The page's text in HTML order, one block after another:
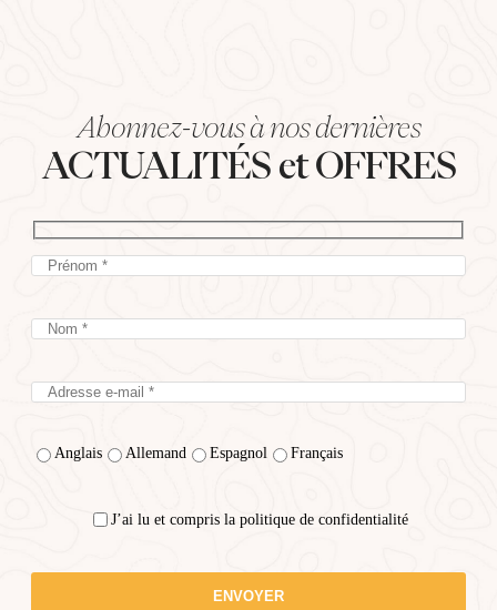
Abonnez-vous à nos dernières
ACTUALITÉS et OFFRES
Anglais Allemand Espagnol Français
J’ai lu et compris la politique de confidentialité